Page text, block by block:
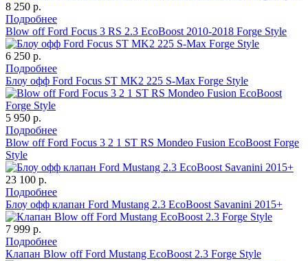
8 250 р.
Подробнее
Blow off Ford Focus 3 RS 2.3 EcoBoost 2010-2018 Forge Style
6 250 р.
Подробнее
Блоу офф Ford Focus ST MK2 225 S-Max Forge Style
5 950 р.
Подробнее
Blow off Ford Focus 3 2 1 ST RS Mondeo Fusion EcoBoost Forge
Style
23 100 р.
Подробнее
Блоу офф клапан Ford Mustang 2.3 EcoBoost Savanini 2015+
7 999 р.
Подробнее
Клапан Blow off Ford Mustang EcoBoost 2.3 Forge Style